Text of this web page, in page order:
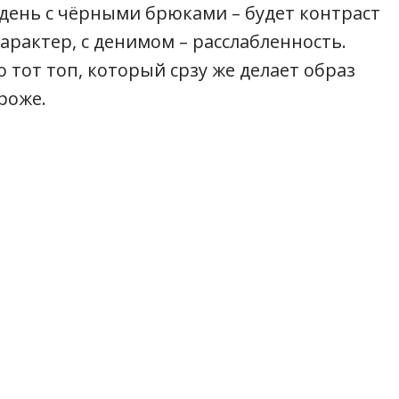
с чёрными брюками – будет контраст
с денимом – расслабленность.
тот топ, который срзу же делает образ